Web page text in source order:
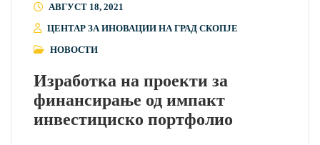
АВГУСТ 18, 2021
ЦЕНТАР ЗА ИНОВАЦИИ НА ГРАД СКОПЈЕ
НОВОСТИ
Изработка на проекти за
финансирање од импакт
инвестициско портфолио